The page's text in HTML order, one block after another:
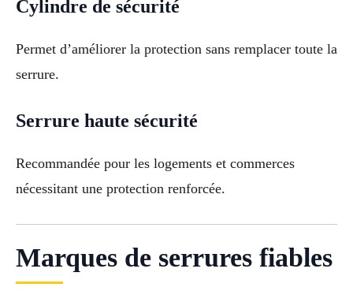
Cylindre de sécurité
Permet d’améliorer la protection sans remplacer toute la
serrure.
Serrure haute sécurité
Recommandée pour les logements et commerces
nécessitant une protection renforcée.
Marques de serrures fiables